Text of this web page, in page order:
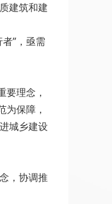
建筑和建
”，亟需
理念，
保障，
城乡建设
，协调推